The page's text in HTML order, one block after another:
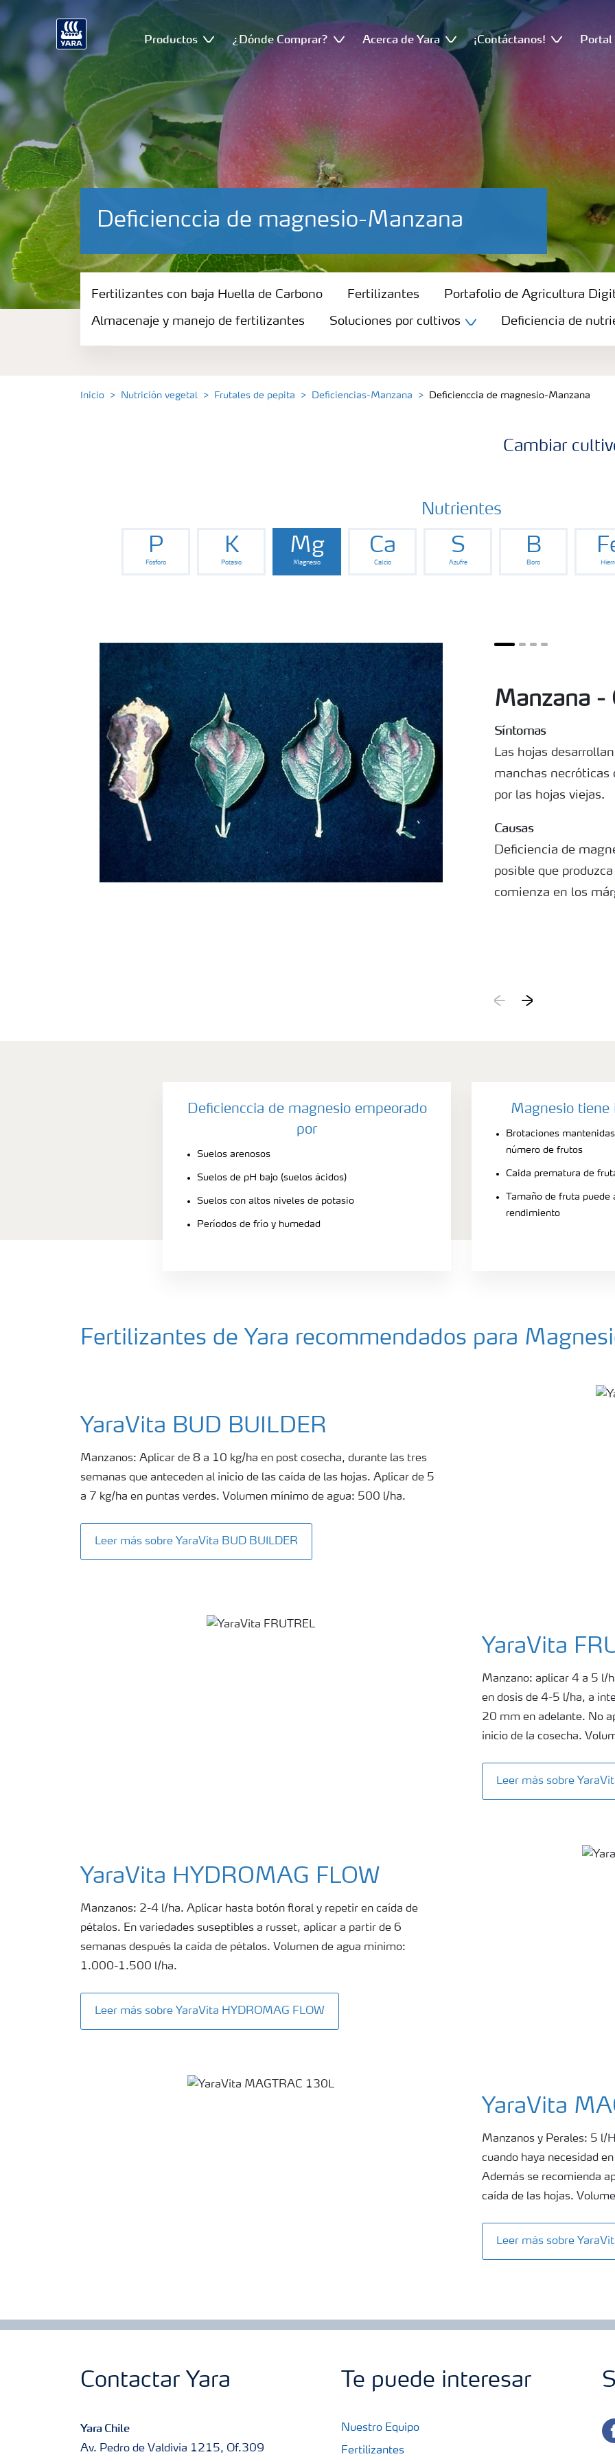
Productos ¿Dónde Comprar? Acerca de Yara ¡Contáctanos! Portal
Deficienccia de magnesio-Manzana
Fertilizantes con baja Huella de Carbono
Fertilizantes
Fertilizantes con baja Huella de Carbono Fertilizantes Portafolio de Agricultura
Almacenaje y manejo de fertilizantes Soluciones por cultivos Deficiencia de
Inicio Nutrición vegetal Frutales de pepita Deficiencias-Manzana Deficienccia de magnesio-Manzana
Cambiar
Nutrientes
P
Fósforo
K
Potasio
Mg
Magnesio
Ca
Calcio
S
Azufre
B
Boro
Manzana -
Síntomas
Las hojas
manchas necróticas
por las hojas viejas.
Causas
Deficiencia de
posible que
comienza en los
Deficienccia de magnesio empeorado
por
Suelos arenosos
Suelos de pH bajo (suelos ácidos)
Suelos con altos niveles de potasio
Períodos de frío y humedad
Magnesio tiene
Brotaciones
número de frutos
Caida prematura de
Tamaño de fruta puede
rendimiento
Fertilizantes de Yara recommendados para
YaraVita BUD BUILDER
Manzanos: Aplicar de 8 a 10 kg/ha en post cosecha, durante las tres
semanas que anteceden al inicio de las caída de las hojas. Aplicar de 5
a 7 kg/ha en puntas verdes. Volumen mínimo de agua: 500 l/ha.
Leer más sobre YaraVita BUD BUILDER
YaraVita
Manzano: aplicar 4 a 5 l/
en dosis de 4-5 l/ha, a
20 mm en adelante. No
inicio de la cosecha.
Leer más sobre
YaraVita HYDROMAG FLOW
Manzanos: 2-4 l/ha. Aplicar hasta botón floral y repetir en caída de
pétalos. En variedades suseptibles a russet, aplicar a partir de 6
semanas después la caída de pétalos. Volumen de agua mínimo:
1.000-1.500 l/ha.
Leer más sobre YaraVita HYDROMAG FLOW
YaraVita
Manzanos y Perales: 5 l/
cuando haya necesidad
Además se recomienda
caída de las hojas.
Leer más sobre
Contactar Yara
Yara Chile
Av. Pedro de Valdivia 1215, Of.309
Te puede interesar
Nuestro Equipo
Fertilizantes